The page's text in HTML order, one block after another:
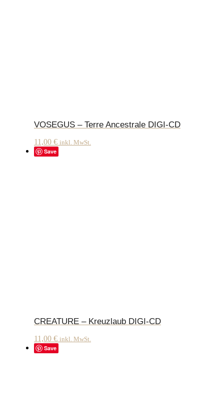
VOSEGUS – Terre Ancestrale DIGI-CD
11,00 € inkl. MwSt.
Save
CREATURE – Kreuzlaub DIGI-CD
11,00 € inkl. MwSt.
Save